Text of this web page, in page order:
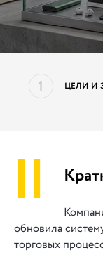
1 ЦЕЛИ И
||
обновила
торговых